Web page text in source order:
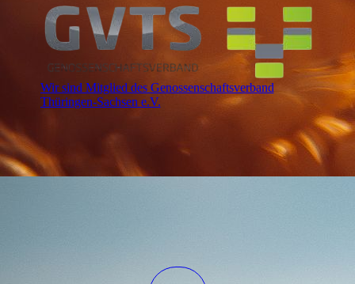
Wir sind Mitglied des Genossenschaftsverband
Thüringen-Sachsen e.V.